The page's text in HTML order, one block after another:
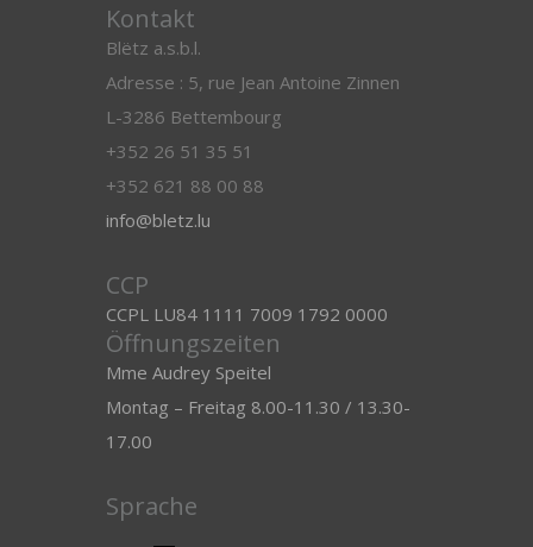
Kontakt
Blëtz a.s.b.l.
Adresse : 5, rue Jean Antoine Zinnen
L-3286 Bettembourg
+352 26 51 35 51
+352 621 88 00 88
info@bletz.lu
CCP
CCPL LU84 1111 7009 1792 0000
Öffnungszeiten
Mme Audrey Speitel
Montag – Freitag 8.00-11.30 / 13.30-
17.00
Sprache